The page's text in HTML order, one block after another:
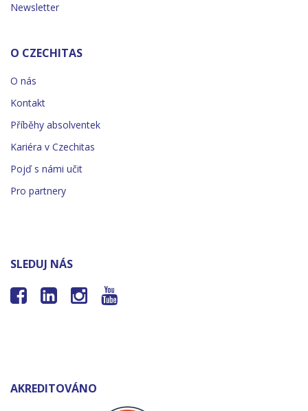
Newsletter
O CZECHITAS
O nás
Kontakt
Příběhy absolventek
Kariéra v Czechitas
Pojď s námi učit
Pro partnery
SLEDUJ NÁS
   
AKREDITOVÁNO